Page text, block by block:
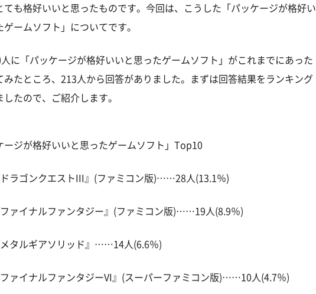
ても格好いいと思ったものです。今回は、こうした「パッケージが格好い
ゲームソフト」についてです。
に「パッケージが格好いいと思ったゲームソフト」がこれまでにあった
みたところ、213人から回答がありました。まずは回答結果をランキング
したので、ご紹介します。
ジが格好いいと思ったゲームソフト」Top10
ラゴンクエストIII』(ファミコン版)……28人(13.1％)
ァイナルファンタジー』(ファミコン版)……19人(8.9％)
タルギアソリッド』……14人(6.6％)
ァイナルファンタジーVI』(スーパーファミコン版)……10人(4.7％)